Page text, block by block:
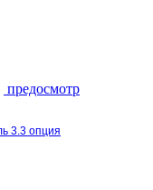
предосмотр
3.3 опция